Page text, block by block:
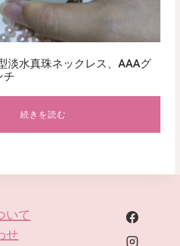
淡水真珠ネックレス、AAAグ
チ
続きを読む
いて
せ